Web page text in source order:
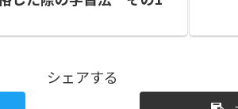
シェアする